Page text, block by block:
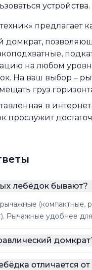
устройства.
предлагает
домкрат,
на любом
На ваш выбор –
груз
в
прослужит
лебёдок бывают?
(компактные,
Рычажные удобнее
отличается